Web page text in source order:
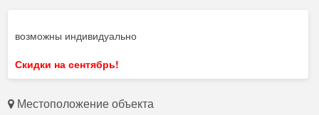
возможны индивидуально
Скидки на сентябрь!
Местоположение объекта